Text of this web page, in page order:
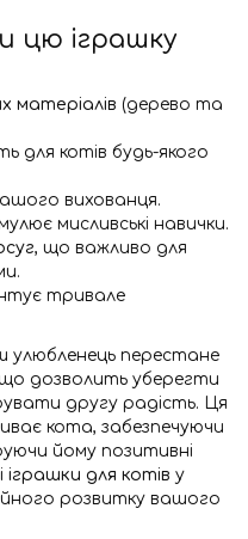
цю іграшку
матеріалів (дерево та
для котів будь-якого
вихованця.
мисливські навички.
, що важливо для
тривале
улюбленець перестане
що дозволить уберегти
другу радість. Ця
кота, забезпечуючи
йому позитивні
іграшки для котів у
розвитку вашого